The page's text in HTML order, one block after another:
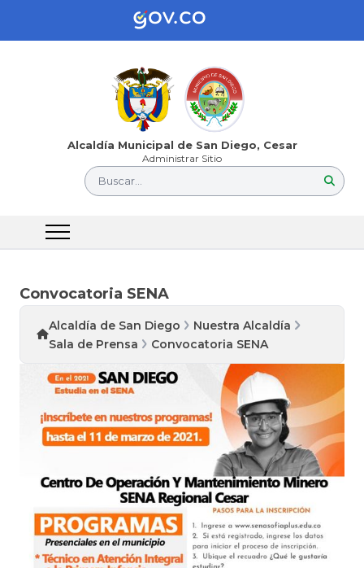
Alcaldía Municipal de San Diego, Cesar
Administrar Sitio
Buscar...
Convocatoria SENA
Alcaldía de San Diego
Nuestra Alcaldía
Sala de Prensa
Convocatoria SENA